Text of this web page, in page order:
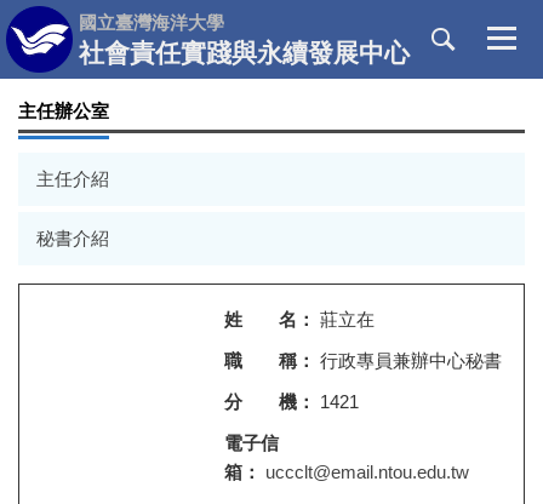
跳
到
主
要
內
國立臺灣海洋大學
社會責任實踐與永續發展中心
主任辦公室
主任介紹
秘書介紹
姓 名： 莊立在
職 稱： 行政專員兼辦中心秘書
分 機：
1421
電子信
箱：
uccclt@email.ntou.edu.tw